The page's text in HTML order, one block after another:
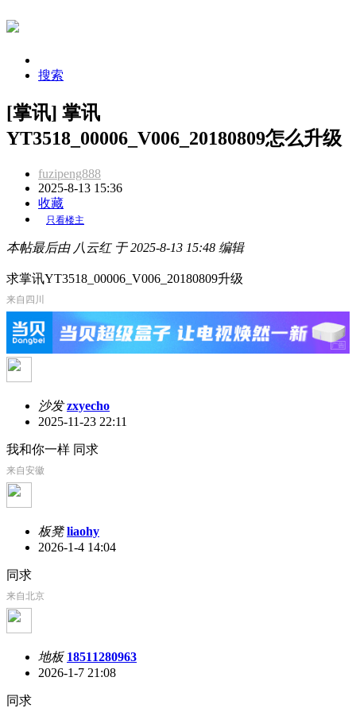
搜索
[掌讯] 掌讯
YT3518_00006_V006_20180809怎么升级
fuzipeng888
2025-8-13 15:36
收藏
只看楼主
本帖最后由 八云红 于 2025-8-13 15:48 编辑
求掌讯YT3518_00006_V006_20180809升级
来自四川
沙发 zxyecho
2025-11-23 22:11
我和你一样 同求
来自安徽
板凳 liaohy
2026-1-4 14:04
同求
来自北京
地板 18511280963
2026-1-7 21:08
同求